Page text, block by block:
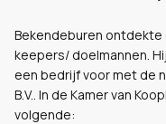
Bekendeburen ontdekte
keepers/ doelmannen.
een bedrijf voor met de
B.V.. In de Kamer van
volgende: